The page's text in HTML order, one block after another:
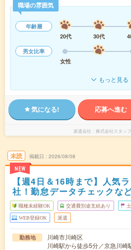
職場の雰囲気
年齢層
20代
30代
男女比率
女性
もっと見る
気になる! 応募へ進む
派遣会社 株式会社スタッ
未読
NEW
掲載日 2026/08/08
【週4日＆16時まで】人気
社！勤怠データチェックな
職種未経験OK 交通費別途支給あり
WEB登録OK 派遣
勤務地
川崎市川崎区
川崎駅から徒歩5分／京急川崎